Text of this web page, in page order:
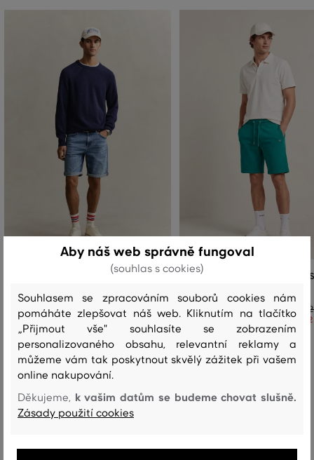
ŠORTKY GANT REG JEANS SHORTS
3 699 Kč
2 589 Kč
Dostupné velikosti:
34
TEPLÁKOVÉ ŠORTKY GANT REG
+5
S, M, L, XL , XXL +2 další
Recenze
Aby náš web správně fungoval
(souhlas s cookies)
Souhlasem se zpracováním souborů cookies nám
pomáháte zlepšovat náš web. Kliknutím na tlačítko
„Přijmout vše" souhlasíte se zobrazením
personalizovaného obsahu, relevantní reklamy a
můžeme vám tak poskytnout skvělý zážitek při vašem
online nakupování.
Děkujeme, k vašim datům se budeme chovat slušně.
Zásady použití cookies